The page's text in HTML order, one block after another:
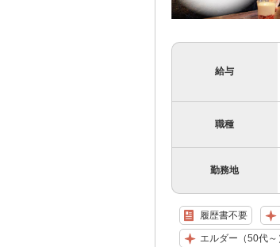
給与
職種
勤務地
履歴書不要
エルダー（50代～